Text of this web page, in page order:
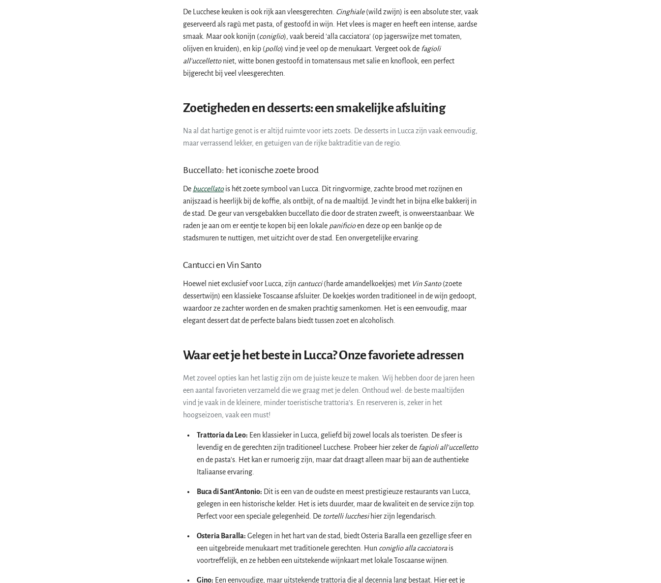
De Lucchese keuken is ook rijk aan vleesgerechten. Cinghiale(wild zwijn) is een absolute ster, vaak
geserveerd als ragù met pasta, of gestoofd in wijn. Het vlees is mager en heeft een intense, aardse
smaak. Maar ook konijn (coniglio), vaak bereid 'alla cacciatora' (op jagerswijze met tomaten,
olijven en kruiden), en kip (pollo) vind je veel op de menukaart. Vergeet ook de fagioli
all'uccellettoniet, witte bonen gestoofd in tomatensaus met salie en knoflook, een perfect
bijgerecht bij veel vleesgerechten.
Zoetigheden en desserts: een smakelijke afsluiting
Na al dat hartige genot is er altijd ruimte voor iets zoets. De desserts in Lucca zijn vaak eenvoudig,
maar verrassend lekker, en getuigen van de rijke baktraditie van de regio.
Buccellato: het iconische zoete brood
De buccellatois hét zoete symbool van Lucca. Dit ringvormige, zachte brood met rozijnen en
anijszaad is heerlijk bij de koffie, als ontbijt, of na de maaltijd. Je vindt het in bijna elke bakkerij in
de stad. De geur van versgebakken buccellato die door de straten zweeft, is onweerstaanbaar. We
raden je aan om er eentje te kopen bij een lokale panificioen deze op een bankje op de
stadsmuren te nuttigen, met uitzicht over de stad. Een onvergetelijke ervaring.
Cantucci en Vin Santo
Hoewel niet exclusief voor Lucca, zijn cantucci(harde amandelkoekjes) met Vin Santo(zoete
dessertwijn) een klassieke Toscaanse afsluiter. De koekjes worden traditioneel in de wijn gedoopt,
waardoor ze zachter worden en de smaken prachtig samenkomen. Het is een eenvoudig, maar
elegant dessert dat de perfecte balans biedt tussen zoet en alcoholisch.
Waar eet je het beste in Lucca? Onze favoriete adressen
Met zoveel opties kan het lastig zijn om de juiste keuze te maken. Wij hebben door de jaren heen
een aantal favorieten verzameld die we graag met je delen. Onthoud wel: de beste maaltijden
vind je vaak in de kleinere, minder toeristische trattoria’s. En reserveren is, zeker in het
hoogseizoen, vaak een must!
Trattoria da Leo: Een klassieker in Lucca, geliefd bij zowel locals als toeristen. De sfeer is
levendig en de gerechten zijn traditioneel Lucchese. Probeer hier zeker de fagioli all'uccelletto
en de pasta's. Het kan er rumoerig zijn, maar dat draagt alleen maar bij aan de authentieke
Italiaanse ervaring.
Buca di Sant'Antonio: Dit is een van de oudste en meest prestigieuze restaurants van Lucca,
gelegen in een historische kelder. Het is iets duurder, maar de kwaliteit en de service zijn top.
Perfect voor een speciale gelegenheid. De tortelli lucchesihier zijn legendarisch.
Osteria Baralla: Gelegen in het hart van de stad, biedt Osteria Baralla een gezellige sfeer en
een uitgebreide menukaart met traditionele gerechten. Hun coniglio alla cacciatorais
voortreffelijk, en ze hebben een uitstekende wijnkaart met lokale Toscaanse wijnen.
Gino: Een eenvoudige, maar uitstekende trattoria die al decennia lang bestaat. Hier eet je